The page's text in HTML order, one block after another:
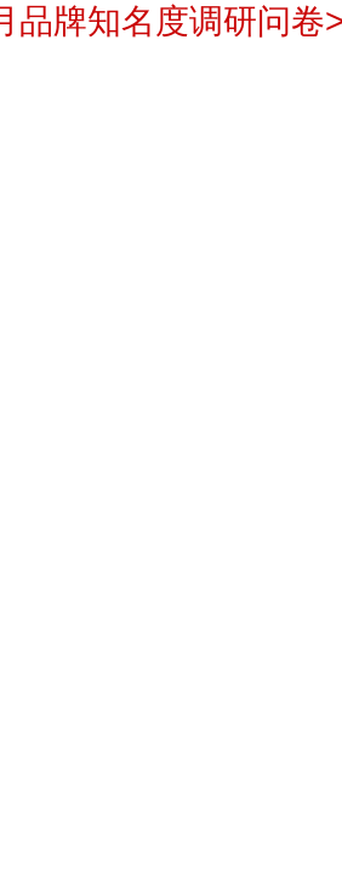
品牌知名度调研问卷